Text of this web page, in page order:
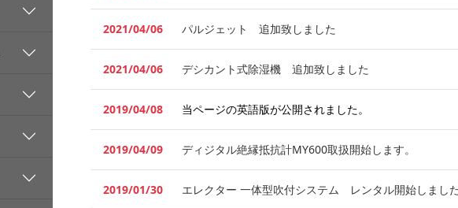
2021/04/06 パルジェット 追加致しました
2021/04/06 デシカント式除湿機 追加致しました
2019/04/08 当ページの英語版が公開されました。
2019/04/09 ディジタル絶縁抵抗計MY600取扱開始します。
2019/01/30 エレクター 一体型吹付システム レンタル開始しました